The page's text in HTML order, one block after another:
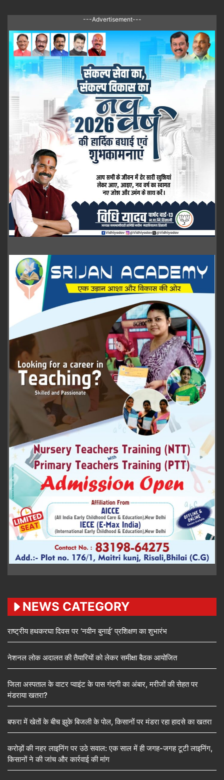
---Advertisement---
NEWS CATEGORY
राष्ट्रीय हथकरघा दिवस पर ‘नवीन बुनाई’ प्रशिक्षण का शुभारंभ
नेशनल लोक अदालत की तैयारियों को लेकर समीक्षा बैठक आयोजित
जिला अस्पताल के वाटर प्वाइंट के पास गंदगी का अंबार, मरीजों की सेहत पर
मंडराया खतरा?
बफरा में खेतों के बीच झुके बिजली के पोल, किसानों पर मंडरा रहा हादसे का खतरा
करोड़ों की नहर लाइनिंग पर उठे सवाल: एक साल में ही जगह-जगह टूटी लाइनिंग,
किसानों ने की जांच और कार्रवाई की मांग